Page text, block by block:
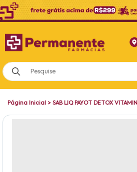
Página Inicial > SAB LIQ PAYOT DETOX